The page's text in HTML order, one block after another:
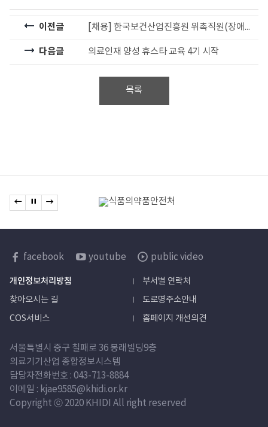
이전글 [채용] 한국보건산업진흥원 위촉직원(장애인) 채용공고(~09.17)
다음글 의료인재 양성 휴스타 교육 4기 시작
목록
관련기관
이전 배너로 이동
배너 정지다음 배너로 이동
한국보건산업진흥원
sns
바로가기
facebook youtube public video
개인정보처리방침
부서별 연락처
찾아오시는 길
도로명주소안내
COS서비스
홈페이지 개선의견
서울특별시 중구 칠패로 36 봉래빌딩9층
의료기기산업 종합정보시스템
담당자전화번호 : 043-713-8884
이메일 : kjae9585@khidi.or.kr
Copyright ⓒ 2020 KHIDI All right reserved